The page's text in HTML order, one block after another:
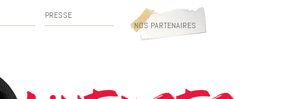
PRESSE
NOS PARTENAIRES